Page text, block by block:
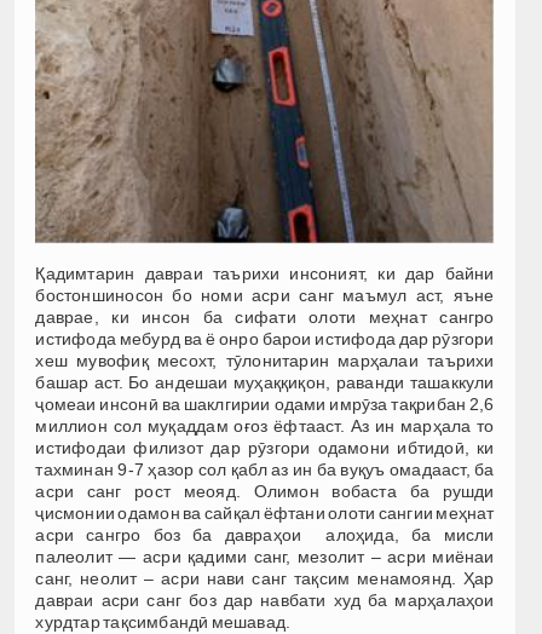
Қадимтарин давраи таърихи инсоният, ки дар байни
бостоншиносон бо номи асри санг маъмул аст, яъне
даврае, ки инсон ба сифати олоти меҳнат сангро
истифода мебурд ва ё онро барои истифода дар рӯзгори
хеш мувофиқ месохт, тӯлонитарин марҳалаи таърихи
башар аст. Бо андешаи муҳаққиқон, раванди ташаккули
ҷомеаи инсонӣ ва шаклгирии одами имрӯза тақрибан 2,6
миллион сол муқаддам оғоз ёфтааст. Аз ин марҳала то
истифодаи филизот дар рӯзгори одамони ибтидоӣ, ки
тахминан 9-7 ҳазор сол қабл аз ин ба вуқуъ омадааст, ба
асри санг рост меояд. Олимон вобаста ба рушди
ҷисмонии одамон ва сайқал ёфтани олоти сангии меҳнат
асри сангро боз ба давраҳои алоҳида, ба мисли
палеолит — асри қадими санг, мезолит – асри миёнаи
санг, неолит – асри нави санг тақсим менамоянд. Ҳар
давраи асри санг боз дар навбати худ ба марҳалаҳои
хурдтар тақсимбандӣ мешавад.